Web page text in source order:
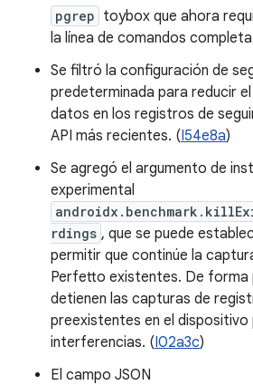
pgrep toybox que ahora
la línea de comandos
Se filtró la configuración de
predeterminada para reducir
datos en los registros de
API más recientes. (I54e8a)
Se agregó el argumento de
experimental
rdings , que se puede
permitir que continúe la
Perfetto existentes. De forma
detienen las capturas de
preexistentes en el
interferencias. (I02a3c)
El campo JSON